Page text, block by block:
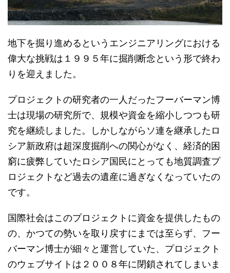
地下を掘り進めるというエンジニアリングにおける
偉大な挑戦は１９９５年に掘削断念という形で終わ
りを迎えました。
プロジェクトの研究者の一人だったフーバーマン博
士は現場の研究所で、規模や資金を縮小しつつも研
究を継続しました。しかしながらソ連を継承したロ
シア新政府は超深度掘削への関心がなく、経済的困
窮に疲弊していたロシア国民にとっても地質調査プ
ロジェクトなど過去の遺産に過ぎなくなっていたの
です。
国際社会はこのプロジェクトに資金を提供したもの
の、かつての勢いを取り戻すにまでは至らず、フー
バーマン博士が細々と運営していた、プロジェクト
のウェブサイトは２００８年に閉鎖されてしまいま